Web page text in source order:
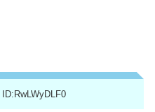
ID:RwLWyDLF0